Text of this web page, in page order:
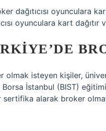
dağıtıcısı oyunculara
oyunculara kart
olmak isteyen kişiler,
Borsa İstanbul (BIST)
sertifika alarak broker